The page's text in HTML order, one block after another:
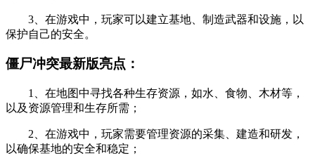
3、在游戏中，玩家可以建立基地、制造武器和设施，以
保护自己的安全。
僵尸冲突最新版亮点：
1、在地图中寻找各种生存资源，如水、食物、木材等，
以及资源管理和生存所需；
2、在游戏中，玩家需要管理资源的采集、建造和研发，
以确保基地的安全和稳定；